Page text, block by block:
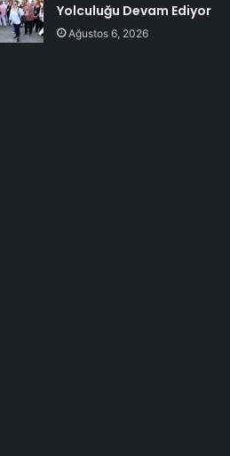
Yolculuğu Devam Ediyor
Ağustos 6, 2026